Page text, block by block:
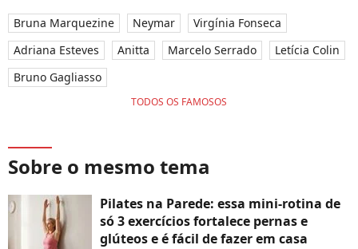
Bruna Marquezine Neymar
Virgínia Fonseca
Adriana Esteves
Anitta Marcelo Serrado
Letícia Colin
Bruno Gagliasso
TODOS OS FAMOSOS
Sobre o mesmo tema
Pilates na Parede: essa mini-rotina de
só 3 exercícios fortalece pernas e
glúteos e é fácil de fazer em casa